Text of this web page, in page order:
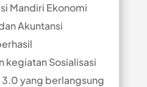
Mandiri Ekonomi
Akuntansi
kegiatan Sosialisasi
3.0 yang berlangsung